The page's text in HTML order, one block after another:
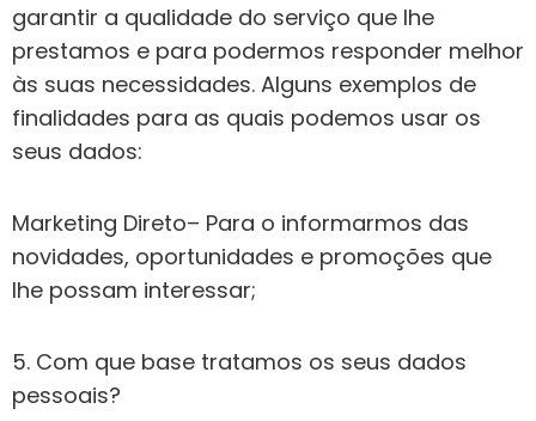
garantir a qualidade do serviço que lhe
prestamos e para podermos responder melhor
às suas necessidades. Alguns exemplos de
finalidades para as quais podemos usar os
seus dados:
Marketing Direto– Para o informarmos das
novidades, oportunidades e promoções que
lhe possam interessar;
5. Com que base tratamos os seus dados
pessoais?